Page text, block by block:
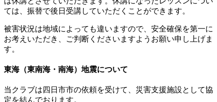
ては、振替で後日受講していただくことができます。
被害状況は地域によっても違いますので、安全確保を第一に
お考えいただき、ご判断くださいますようお願い申し上げま
す。
東海（東南海・南海）地震について
当クラブは四日市市の依頼を受けて、災害支援施設として協
定を結んでおります。